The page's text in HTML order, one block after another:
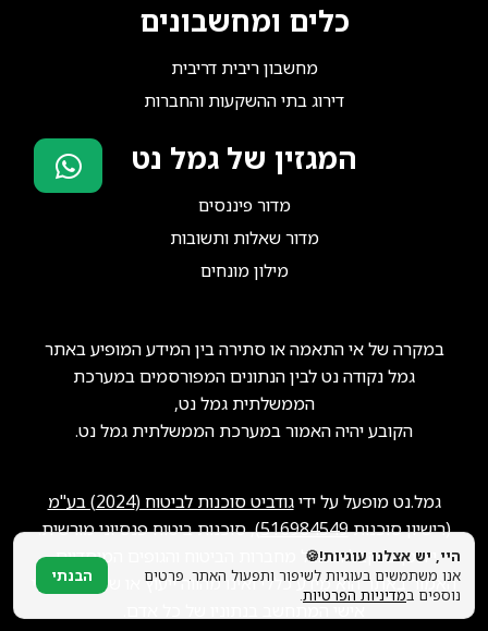
כלים ומחשבונים
מחשבון ריבית דריבית
דירוג בתי ההשקעות והחברות
המגזין של גמל נט
מדור פיננסים
מדור שאלות ותשובות
מילון מונחים
במקרה של אי התאמה או סתירה בין המידע המופיע באתר
גמל נקודה נט לבין הנתונים המפורסמים במערכת
הממשלתית גמל נט,
הקובע יהיה האמור במערכת הממשלתית גמל נט.
גמל.נט מופעל על ידיגודביט סוכנות לביטוח (2024) בע"מ
(רישיון סוכנות516984549), סוכנות ביטוח פנסיוני מורשית.
ייתכן שנקבל תגמול מחברות הביטוח והגופים המוסדיים.
האמור באתר הוא מידע כללי ואינו מהווה ייעוץ או שיווק פנסיוני
אישי המתחשב בנתוניו של כל אדם.
היי, יש אצלנו עוגיות!🍪
אנו משתמשים בעוגיות לשיפור ותפעול האתר. פרטים
נוספים במדיניות הפרטיות.
הבנתי